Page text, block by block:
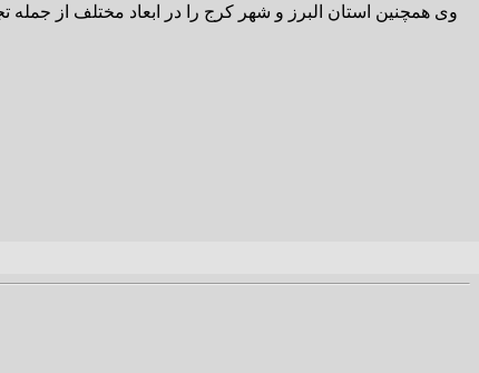
وی همچنین استان البرز و شهر کرج را در ابعاد مختلف از